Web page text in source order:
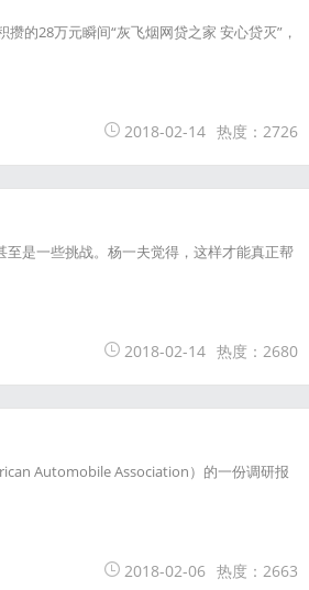
的28万元瞬间“灰飞烟网贷之家 安心贷灭”，
热度：2726
2018-02-14
是一些挑战。杨一夫觉得，这样才能真正帮
热度：2680
2018-02-14
Automobile Association）的一份调研报
热度：2663
2018-02-06